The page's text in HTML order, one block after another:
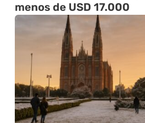
menos de USD 17.000